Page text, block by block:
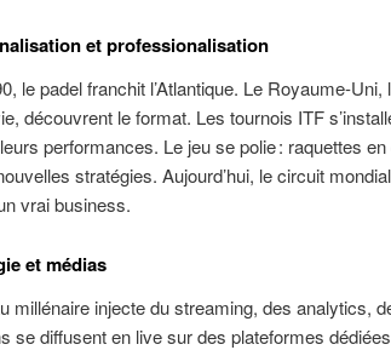
et professionalisation
le padel franchit l’Atlantique. Le Royaume-
découvrent le format. Les tournois ITF
performances. Le jeu se polie : raquettes
stratégies. Aujourd’hui, le circuit
vrai business.
et médias
millénaire injecte du streaming, des analytics,
se diffusent en live sur des plateformes